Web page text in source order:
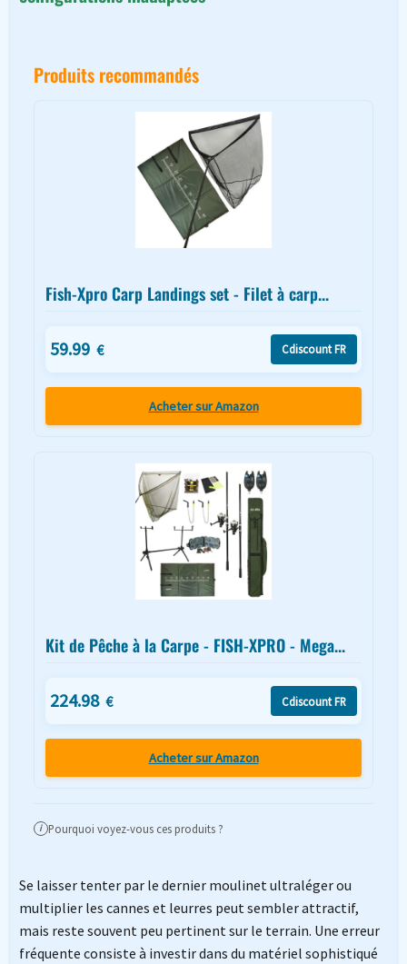
Produits recommandés
Fish-Xpro Carp Landings set - Filet à carp...
59.99 € Cdiscount FR
Acheter sur Amazon
Kit de Pêche à la Carpe - FISH-XPRO - Mega...
224.98 € Cdiscount FR
Acheter sur Amazon
i Pourquoi voyez-vous ces produits ?
Se laisser tenter par le dernier moulinet ultraléger ou
multiplier les cannes et leurres peut sembler attractif,
mais reste souvent peu pertinent sur le terrain. Une erreur
fréquente consiste à investir dans du matériel sophistiqué